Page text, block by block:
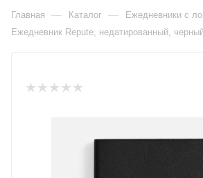
Главная — Каталог — Ежедневники c
Ежедневник Repute, недатированный,